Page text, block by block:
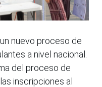
nuevo proceso de
a nivel nacional.
del proceso de
inscripciones al